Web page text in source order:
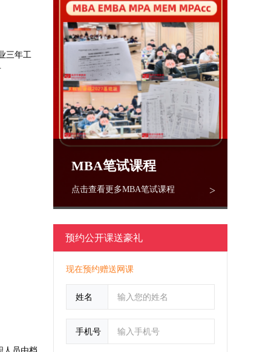
三年工
MBA笔试课程
点击查看更多MBA笔试课程 >
预约公开课送豪礼
现在预约赠送网课
姓名
手机号